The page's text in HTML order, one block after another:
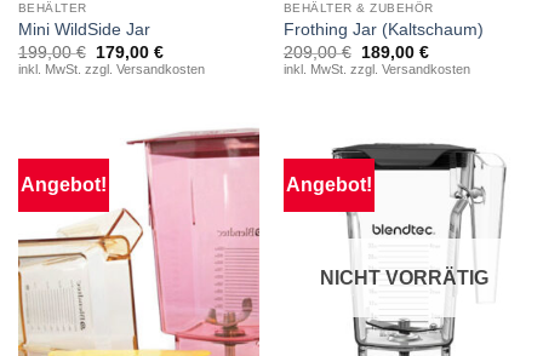
BEHÄLTER
Mini WildSide Jar
199,00€
Ursprünglicher
Preis
179,00 €Aktueller
Preis
inkl. MwSt. zzgl. Versandkosten
BEHÄLTER & ZUBEHÖR
Frothing Jar (Kaltschaum)
209,00€
Ursprünglicher
Preis
189,00 €Aktueller
Preis
inkl. MwSt. zzgl. Versandkosten
Angebot! Angebot!
NICHT VORRÄTIG